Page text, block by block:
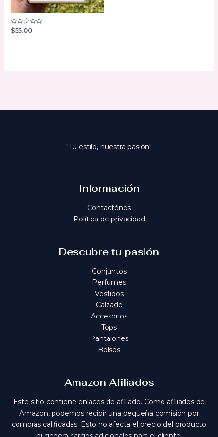
Valorado
con
$55.00
"Tu estilo, nuestra pasión"
Información
Contacténos
Política de privacidad
Descubre tu pasión
Conjuntos
Perfumes
Vestidos
Calzado
Accesorios
Tops
Pantalones
Bolsos
Amazon Afiliados
Este sitio contiene enlaces de afiliado. Como afiliados de
Amazon, podemos recibir una pequeña comisión por
compras calificadas. Esto no afecta el precio del producto